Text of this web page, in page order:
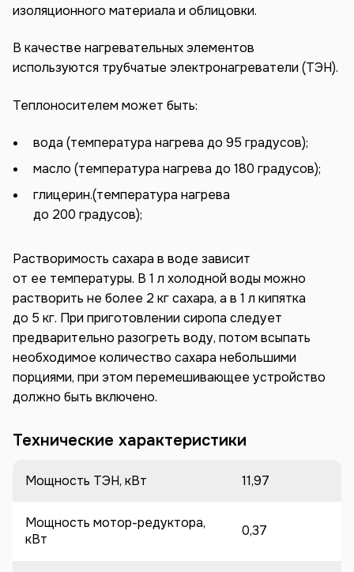
изоляционного материала и облицовки.
В качестве нагревательных элементов
используются трубчатые электронагреватели (ТЭН).
Теплоносителем может быть:
вода (температура нагрева до 95 градусов);
масло (температура нагрева до 180 градусов);
глицерин.(температура нагрева
до 200 градусов);
Растворимость сахара в воде зависит
от ее температуры. В 1 л холодной воды можно
растворить не более 2 кг сахара, а в 1 л кипятка
до 5 кг. При приготовлении сиропа следует
предварительно разогреть воду, потом всыпать
необходимое количество сахара небольшими
порциями, при этом перемешивающее устройство
должно быть включено.
Технические характеристики
Мощность ТЭН, кВт 11,97
Мощность мотор-редуктора,
кВт
0,37